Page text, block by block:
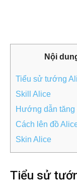
Nội
Tiểu sử tướng
Skill Alice
Hướng dẫn
Cách lên đồ
Skin Alice
Tiểu sử